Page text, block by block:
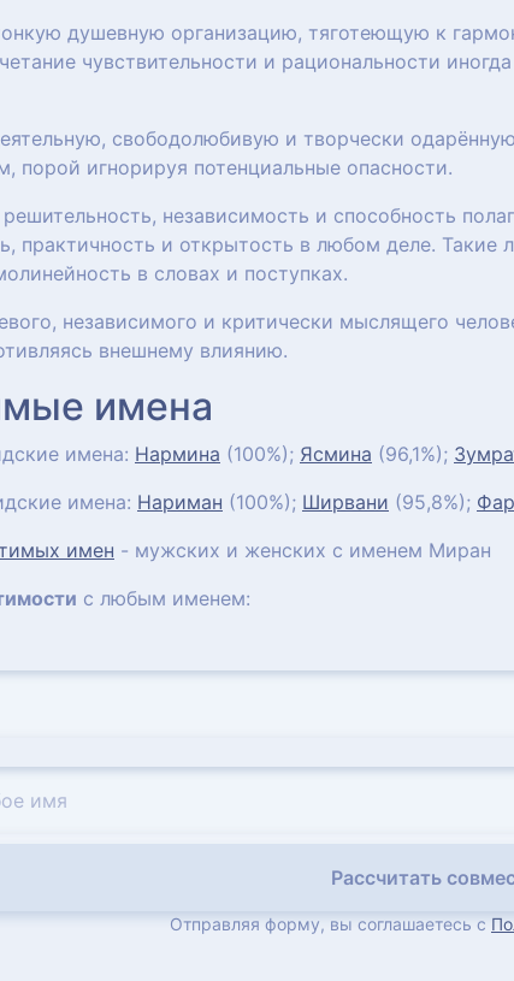
душевную организацию, тяготеющую к
чувствительности и рациональности
свободолюбивую и творчески
порой игнорируя потенциальные опасности.
независимость и способность
практичность и открытость в любом деле.
в словах и поступках.
независимого и критически мыслящего
внешнему влиянию.
имена
имена: Нармина (100%); Ясмина (96,1%);
имена: Нариман (100%); Ширвани (95,8%);
имен - мужских и женских с именем Миран
с любым именем:
Рассчитать
Отправляя форму, вы соглашаетесь с